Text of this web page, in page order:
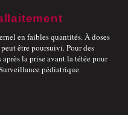
en faibles quantités. À doses
être poursuivi. Pour des
la prise avant la tétée pour
pédiatrique